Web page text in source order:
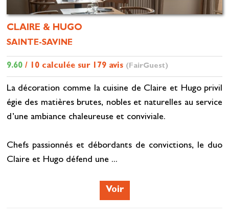
CLAIRE & HUGO
SAINTE-SAVINE
9.60/ 10 calculée sur 179 avis (FairGuest)
La décoration comme la cuisine de Claire et Hugo privil
égie des matières brutes, nobles et naturelles au service
d’une ambiance chaleureuse et conviviale.
Chefs passionnés et débordants de convictions, le duo
Claire et Hugo défend une ...
Voir